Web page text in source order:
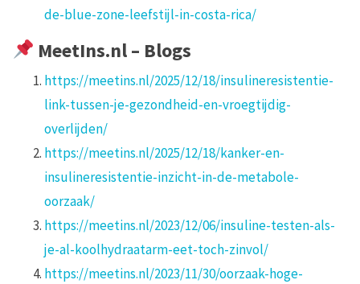
de-blue-zone-leefstijl-in-costa-rica/
MeetIns.nl – Blogs
https://meetins.nl/2025/12/18/insulineresistentie-
link-tussen-je-gezondheid-en-vroegtijdig-
overlijden/
https://meetins.nl/2025/12/18/kanker-en-
insulineresistentie-inzicht-in-de-metabole-
oorzaak/
https://meetins.nl/2023/12/06/insuline-testen-als-
je-al-koolhydraatarm-eet-toch-zinvol/
https://meetins.nl/2023/11/30/oorzaak-hoge-